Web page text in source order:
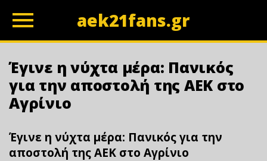
aek21fans.gr
Έγινε η νύχτα μέρα: Πανικός
για την αποστολή της ΑΕΚ στο
Αγρίνιο
Έγινε η νύχτα μέρα: Πανικός για την
αποστολή της ΑΕΚ στο Αγρίνιο